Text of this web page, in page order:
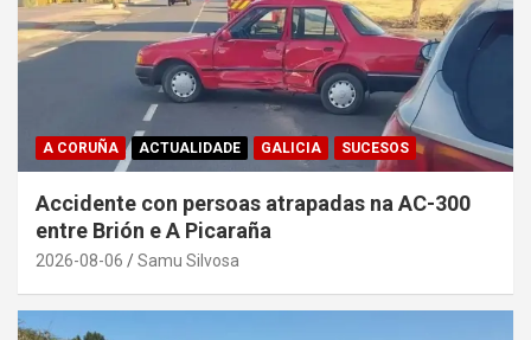
A CORUÑA ACTUALIDADE GALICIA SUCESOS
Accidente con persoas atrapadas na AC-300
entre Brión e A Picaraña
2026-08-06 Samu Silvosa